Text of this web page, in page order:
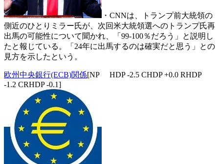
・CNNは、トランプ前大統領の
側近のひとりミラー氏が、次回米大統領選へのトランプ氏再
出馬の可能性について聞かれ、「99-100％だろう」と説明し
たと報じている。「24年に出馬するのは確実だと思う」との
見方を示したという。
欧州中央銀行(ECB)関係[NP HDP -2.5 CHDP +0.0 RHDP
-1.2 CRHDP -0.1]